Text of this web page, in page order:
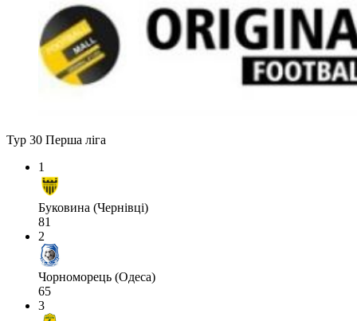
Тур 30 Перша ліга
1
Буковина (Чернівці)
81
2
Чорноморець (Одеса)
65
3